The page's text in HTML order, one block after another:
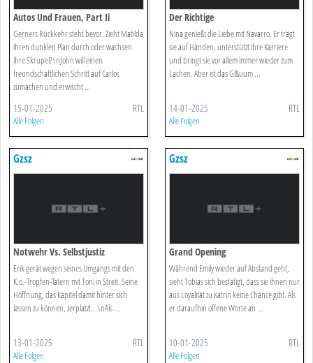
Autos Und Frauen, Part Ii
Gerners Rückkehr steht bevor. Zieht Matilda
ihren dunklen Plan durch oder wachsen
ihre Skrupel?\nJohn will einen
freundschaftlichen Schritt auf Carlos
zumachen und erwischt ...
15-01-2025 RTL
Alle Folgen
Der Richtige
Nina genießt die Liebe mit Navarro. Er trägt
sie auf Händen, unterstützt ihre Karriere
und bringt sie vor allem immer wieder zum
Lachen. Aber ist das Gl&uum ...
14-01-2025 RTL
Alle Folgen
Gzsz
Notwehr Vs. Selbstjustiz
Erik gerät wegen seines Umgangs mit den
K.o.-Tropfen-Tätern mit Toni in Streit. Seine
Hoffnung, das Kapitel damit hinter sich
lassen zu können, zerplatzt...\nAls ...
13-01-2025 RTL
Alle Folgen
Gzsz
Grand Opening
Während Emily wieder auf Abstand geht,
sieht Tobias sich bestätigt, dass sie ihnen nur
aus Loyalität zu Katrin keine Chance gibt. Als
er daraufhin offene Worte an ...
10-01-2025 RTL
Alle Folgen